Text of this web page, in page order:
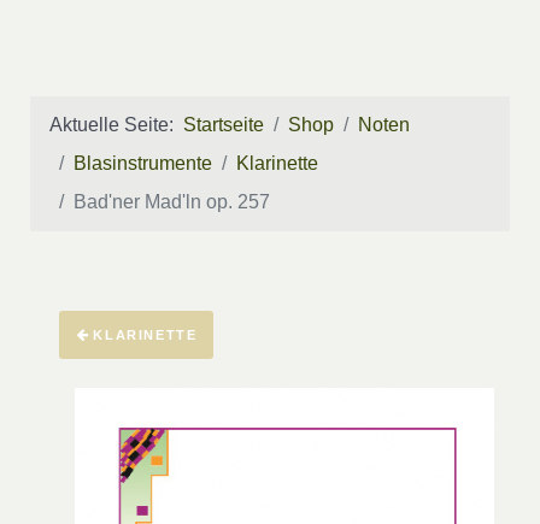
Aktuelle Seite: Startseite Shop
Noten
Blasinstrumente
Klarinette
Bad'ner Mad'ln op. 257
KLARINETTE